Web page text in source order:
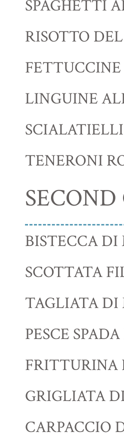
SPAGHETTI
RISOTTO
LINGUINE
TENERONI
SECOND
BISTECCA
SCOTTATA
TAGLIATA DI
PESCE
FRITTURINA
GRIGLIATA
CARPACCIO